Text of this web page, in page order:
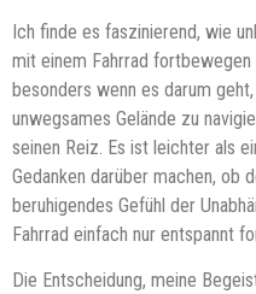
Ich finde es faszinierend, wie
mit einem Fahrrad
besonders wenn es darum
unwegsames Gelände zu
seinen Reiz. Es ist leichter als
Gedanken darüber machen, ob
beruhigendes Gefühl der
Fahrrad einfach nur entspannt
Die Entscheidung, meine